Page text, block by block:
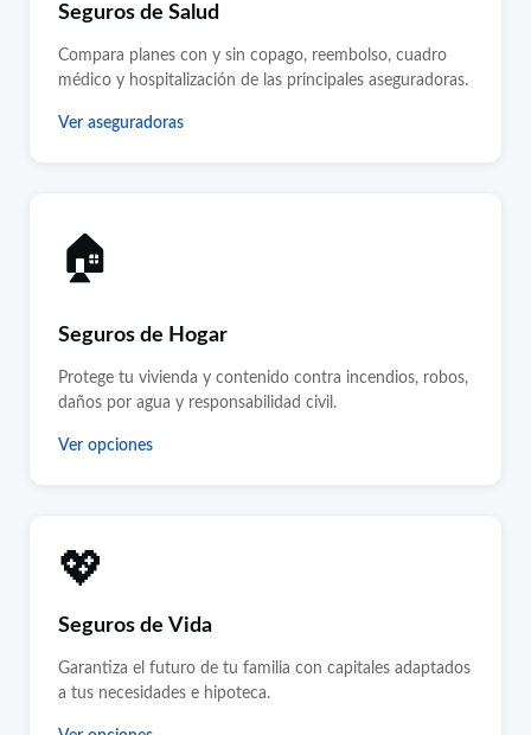
Seguros de Salud
Compara planes con y sin copago, reembolso, cuadro
médico y hospitalización de las principales aseguradoras.
Ver aseguradoras
🏠
Seguros de Hogar
Protege tu vivienda y contenido contra incendios, robos,
daños por agua y responsabilidad civil.
Ver opciones
💖
Seguros de Vida
Garantiza el futuro de tu familia con capitales adaptados
a tus necesidades e hipoteca.